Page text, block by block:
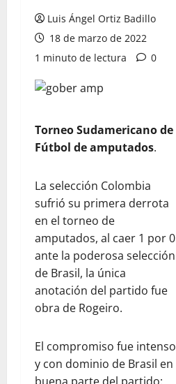
Luis Ángel Ortiz Badillo
18 de marzo de 2022
1 minuto de lectura
0
Torneo Sudamericano de
Fútbol de amputados.
La selección Colombia
sufrió su primera derrota
en el torneo de
amputados, al caer 1 por 0
ante la poderosa selección
de Brasil, la única
anotación del partido fue
obra de Rogeiro.
El compromiso fue intenso
y con dominio de Brasil en